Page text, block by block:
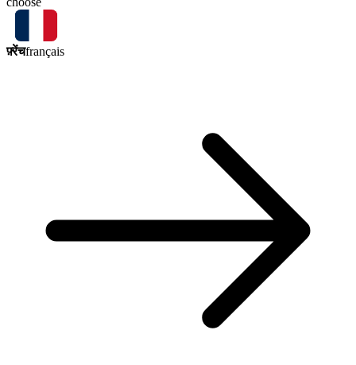
फ़्रेंचfrançais